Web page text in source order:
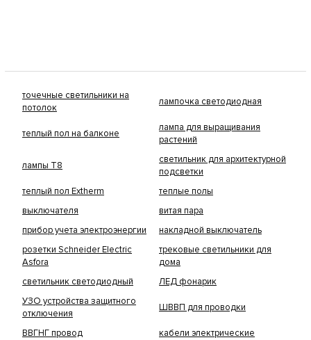
точечные светильники на
потолок
лампочка светодиодная
теплый пол на балконе
лампа для выращивания
растений
лампы Т8
светильник для архитектурной
подсветки
теплый пол Extherm
теплые полы
выключателя
витая пара
прибор учета электроэнергии
накладной выключатель
розетки Schneider Electric
Asfora
трековые светильники для
дома
светильник светодиодный
ЛЕД фонарик
УЗО устройства защитного
отключения
ШВВП для проводки
ВВГНГ провод
кабели электрические